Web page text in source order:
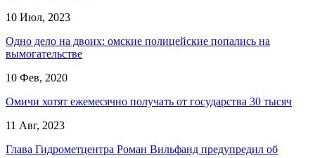
10 Июл, 2023
Одно дело на двоих: омские полицейские попались на
вымогательстве
10 Фев, 2020
Омичи хотят ежемесячно получать от государства 30 тысяч
11 Авг, 2023
Глава Гидрометцентра Роман Вильфанд предупредил об